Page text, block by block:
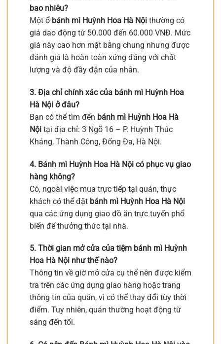
bao nhiêu?
Một ổ bánh mì Huỳnh Hoa Hà Nội thường có
giá dao động từ 50.000 đến 60.000 VNĐ. Mức
giá này cao hơn mặt bằng chung nhưng được
đánh giá là hoàn toàn xứng đáng với chất
lượng và độ đầy đặn của nhân.
3. Địa chỉ chính xác của bánh mì Huỳnh Hoa
Hà Nội ở đâu?
Bạn có thể tìm đến bánh mì Huỳnh Hoa Hà
Nội tại địa chỉ: 3 Ngõ 16 – P. Huỳnh Thúc
Kháng, Thành Công, Đống Đa, Hà Nội.
4. Bánh mì Huỳnh Hoa Hà Nội có phục vụ giao
hàng không?
Có, ngoài việc mua trực tiếp tại quán, thực
khách có thể đặt bánh mì Huỳnh Hoa Hà Nội
qua các ứng dụng giao đồ ăn trực tuyến phổ
biến để thưởng thức tại nhà.
5. Thời gian mở cửa của tiệm bánh mì Huỳnh
Hoa Hà Nội như thế nào?
Thông tin về giờ mở cửa cụ thể nên được kiểm
tra trên các ứng dụng giao hàng hoặc trang
thông tin của quán, vì có thể thay đổi tùy thời
điểm. Tuy nhiên, quán thường hoạt động từ
sáng đến tối.